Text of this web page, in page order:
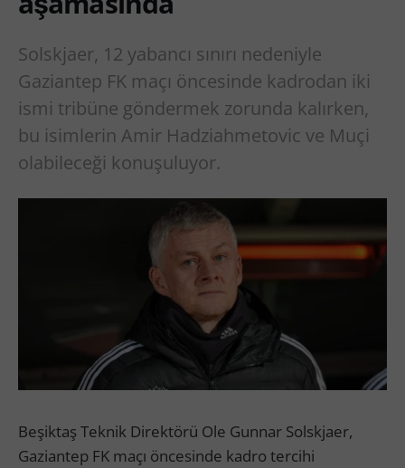
Solskjaer, 12 yabancı sınırı nedeniyle
Gaziantep FK maçı öncesinde kadrodan iki
ismi tribüne göndermek zorunda kalırken,
bu isimlerin Amir Hadziahmetovic ve Muçi
olabileceği konuşuluyor.
Beşiktaş Teknik Direktörü Ole Gunnar Solskjaer,
Gaziantep FK maçı öncesinde kadro tercihi